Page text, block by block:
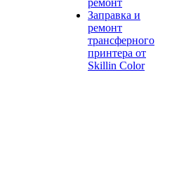
ремонт
Заправка и
ремонт
трансферного
принтера от
Skillin Color